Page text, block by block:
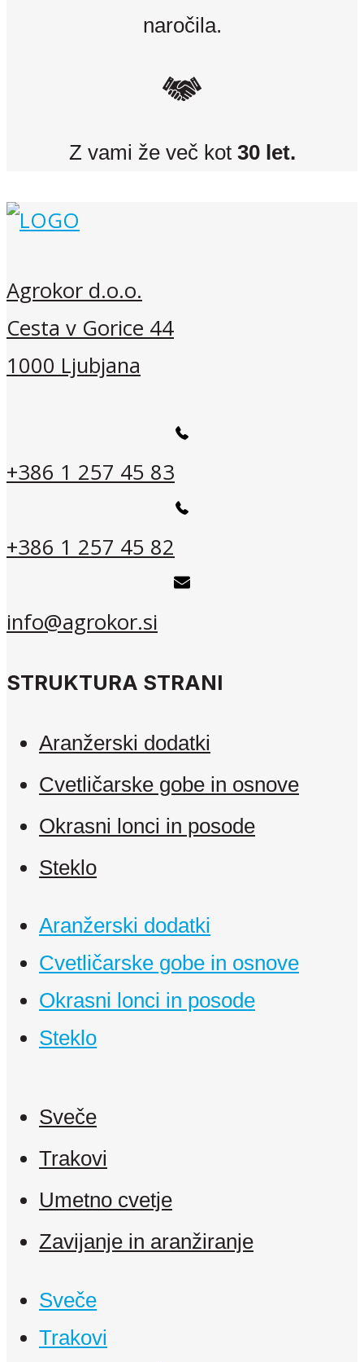
naročila.
Z vami že več kot 30 let.
Agrokor d.o.o.
Cesta v Gorice 44
1000 Ljubjana
+386 1 257 45 83
+386 1 257 45 82
info@agrokor.si
STRUKTURA STRANI
Aranžerski dodatki
Cvetličarske gobe in osnove
Okrasni lonci in posode
Steklo
Aranžerski dodatki
Cvetličarske gobe in osnove
Okrasni lonci in posode
Steklo
Sveče
Trakovi
Umetno cvetje
Zavijanje in aranžiranje
Sveče
Trakovi